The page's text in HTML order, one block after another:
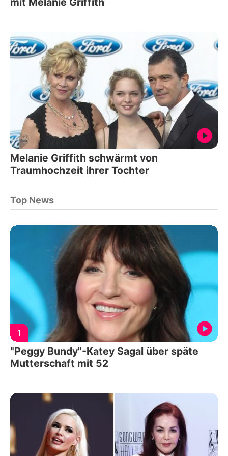
Melanie Griffith schwärmt von
Traumhochzeit ihrer Tochter
Top News
1
"Peggy Bundy"-Katey Sagal über späte
Mutterschaft mit 52